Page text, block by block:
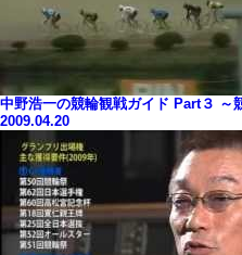
中野浩一の競輪観戦ガイド Part３ ～
2009.04.20